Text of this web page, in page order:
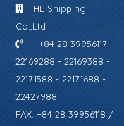
HL Shipping
Co.,Ltd
- +84 28 39956117 -
22169288 - 22169388 -
22171588 - 22171688 -
22427988
FAX: +84 28 39956118 /